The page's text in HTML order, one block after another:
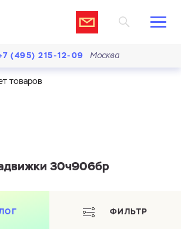
(495) 215-12-09 Москва
товаров
30ч906бр
ФИЛЬТР